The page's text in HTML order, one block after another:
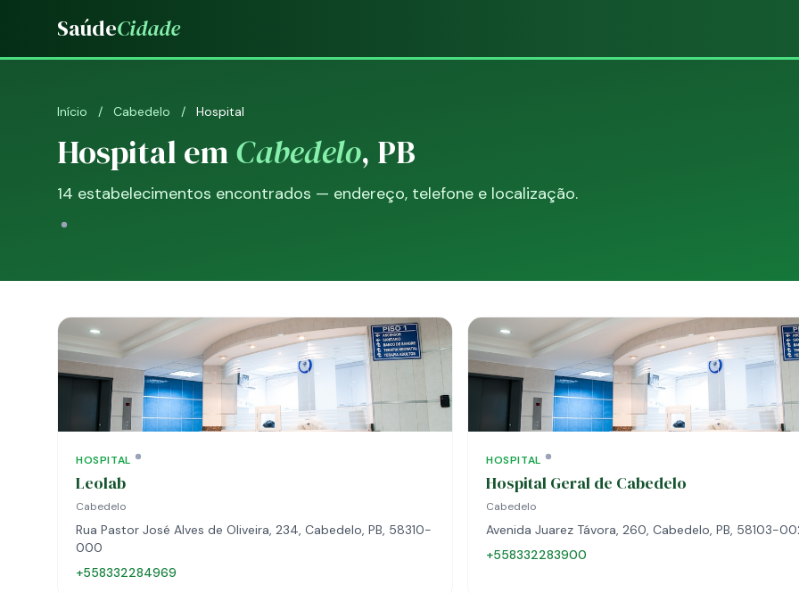
SaúdeCidade
Início / Cabedelo / Hospital
Hospital emCabedelo, PB
14 estabelecimentos encontrados — endereço, telefone e localização.
HOSPITAL
Leolab
Cabedelo
Rua Pastor José Alves de Oliveira, 234, Cabedelo, PB, 58310-
000
+558332284969
HOSPITAL
Hospital Geral de Cabedelo
Cabedelo
Avenida Juarez Távora, 260, Cabedelo, PB, 58103-
+558332283900